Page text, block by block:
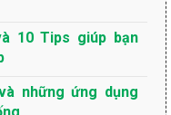
10 Tips giúp bạn
những ứng dụng